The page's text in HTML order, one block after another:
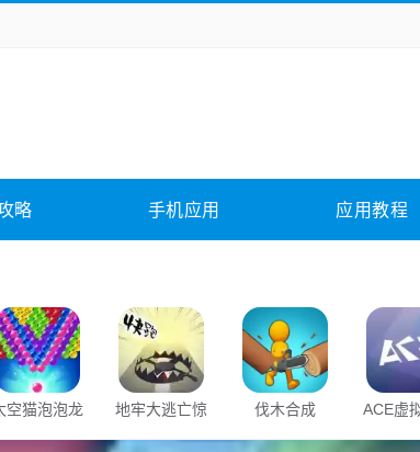
应用软件 影音软件 插件下载
略 手机应用 应用教程
空猫泡泡龙
地牢大逃亡惊
伐木合成 ACE虚